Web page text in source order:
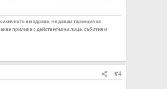
ви здраве. Не давам гаранция за
прилика с действителни лица, събития и
#4